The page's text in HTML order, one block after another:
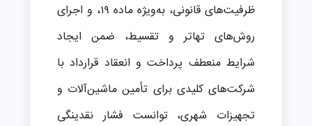
ظرفیت‌های قانونی، به‌ویژه ماده ۱۹، و اجرای
روش‌های تهاتر و تقسیط، ضمن ایجاد
شرایط منعطف پرداخت و انعقاد قرارداد با
شرکت‌های کلیدی برای تأمین ماشین‌آلات و
تجهیزات شهری، توانست فشار نقدینگی